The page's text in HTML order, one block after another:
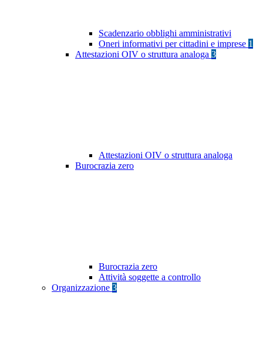
Scadenzario obblighi amministrativi
Oneri informativi per cittadini e imprese 1
Attestazioni OIV o struttura analoga 3
Attestazioni OIV o struttura analoga
Burocrazia zero
Burocrazia zero
Attività soggette a controllo
Organizzazione 3